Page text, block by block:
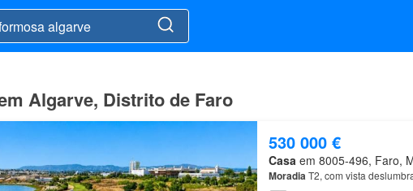
Algarve, Distrito de Faro
530 000 €
Casaem 8005-496, Faro,
MoradiaT2, com vista